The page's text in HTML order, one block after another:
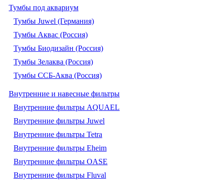
Тумбы под аквариум
Тумбы Juwel (Германия)
Тумбы Аквас (Россия)
Тумбы Биодизайн (Россия)
Тумбы Зелаква (Россия)
Тумбы ССБ-Аква (Россия)
Внутренние и навесные фильтры
Внутренние фильтры AQUAEL
Внутренние фильтры Juwel
Внутренние фильтры Tetra
Внутренние фильтры Eheim
Внутренние фильтры OASE
Внутренние фильтры Fluval